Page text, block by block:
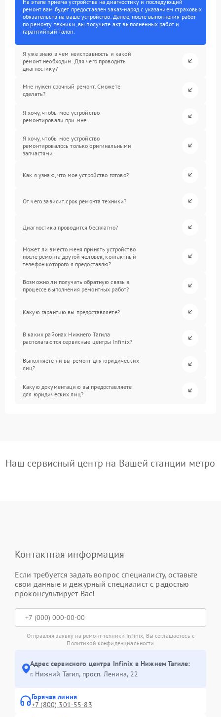
На этапе приема устройства на диагностику и последующий
ремонт вам будет предоставлен заказ-наряд с указанием страховых
обязательств на ваше устройство. Далее, после выполнения работ
по ремонту техники, вы получите акт выполненных работ и
гарантийный талон.
Я уже знаю в чем неисправность и какой
ремонт необходим. Для чего проводить
диагностику?
Мне нужен срочный ремонт. Сможете
сделать?
Я хочу, чтобы мое устройство
ремонтировали при мне.
Я хочу, чтобы мое устройство
ремонтировалось только оригинальными
запчастями.
Как я узнаю, что мое устройство готово?
От чего зависит срок ремонта техники?
Диагностика проводится бесплатно?
Может ли вместо меня принять устройство
после ремонта другой человек, контактный
телефон которого я предоставлю?
Возможно ли получать обратную связь в
процессе выполнения ремонтных работ?
Какую гарантию вы предоставляете?
В каких районах Нижнего Тагила
располагаются сервисные центры Infinix?
Выполняете ли вы ремонт для юридических
лиц?
Какую документацию вы предоставляете
для юридических лиц?
Наш сервисный центр на Вашей станции метро
Контактная информация
Если требуется задать вопрос специалисту, оставьте
свои данные и дежурный специалист с радостью
проконсультирует Вас!
Отправляя заявку на ремонт техники Infinix, Вы соглашаетесь с
Политикой конфиденциальности
Адрес сервисного центра Infinix в Нижнем Тагиле:
г. Нижний Тагил, просп. Ленина, 22
Горячая линия
+7 (800) 301-55-83